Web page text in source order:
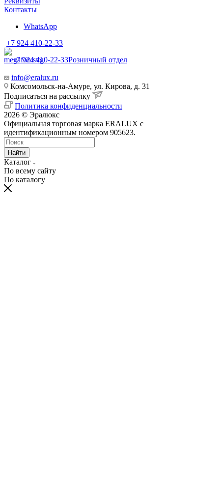
Контакты
WhatsApp
+7 924 410-22-33
+7 924 410-22-33Розничный отдел
info@eralux.ru
Комсомольск-на-Амуре, ул. Кирова, д. 31
Подписаться на рассылку
Политика конфиденциальности
2026 © Эралюкс
Официальная торговая марка ERALUX с
идентификационным номером 905623.
Найти
Каталог
По всему сайту
По каталогу